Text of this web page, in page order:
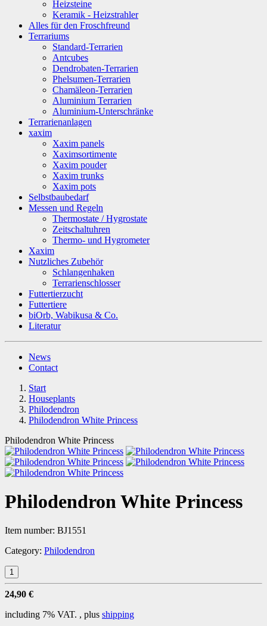
Heizsteine
Keramik - Heizstrahler
Alles für den Froschfreund
Terrariums
Standard-Terrarien
Antcubes
Dendrobaten-Terrarien
Phelsumen-Terrarien
Chamäleon-Terrarien
Aluminium Terrarien
Aluminium-Unterschränke
Terrarienanlagen
xaxim
Xaxim panels
Xaximsortimente
Xaxim pouder
Xaxim trunks
Xaxim pots
Selbstbaubedarf
Messen und Regeln
Thermostate / Hygrostate
Zeitschaltuhren
Thermo- und Hygrometer
Xaxim
Nutzliches Zubehör
Schlangenhaken
Terrarienschlosser
Futtertierzucht
Futtertiere
biOrb, Wabikusa & Co.
Literatur
News
Contact
Start
Houseplants
Philodendron
Philodendron White Princess
Philodendron White Princess
Philodendron White Princess
Item number: BJ1551
Category: Philodendron
24,90 €
including 7% VAT. , plus shipping